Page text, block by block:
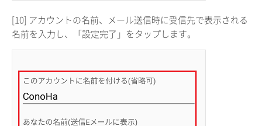
[10] アカウントの名前、メール送信時に受信先で表示される
名前を入力し、「設定完了」をタップします。